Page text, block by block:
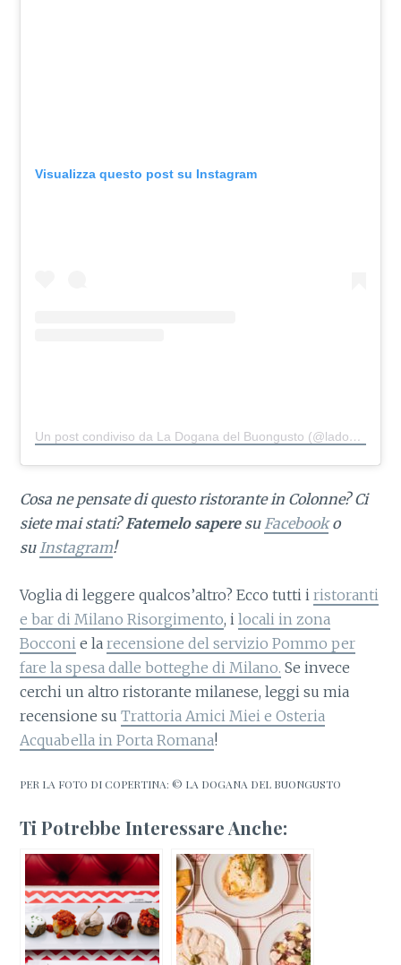
Visualizza questo post su Instagram
Un post condiviso da La Dogana del Buongusto (@ladoganadelbuongusto)
Cosa ne pensate di questo ristorante in Colonne? Ci
siete mai stati?Fatemelo saperesu Facebooko
suInstagram!
Voglia di leggere qualcos’altro? Ecco tutti iristoranti
e bar di Milano Risorgimento, ilocali in zona
Bocconi e larecensione del servizio Pommo per
fare la spesa dalle botteghe di Milano. Se invece
cerchi un altro ristorante milanese, leggi su mia
recensione suTrattoria Amici Miei e Osteria
Acquabella in Porta Romana!
PER LA FOTO DI COPERTINA: © LA DOGANA DEL BUONGUSTO
Ti Potrebbe Interessare Anche: